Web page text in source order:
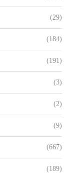
(29)
(184)
(191)
(3)
(2)
(9)
(667)
(189)